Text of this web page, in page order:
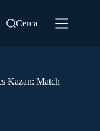
Cerca
Kazan: Match